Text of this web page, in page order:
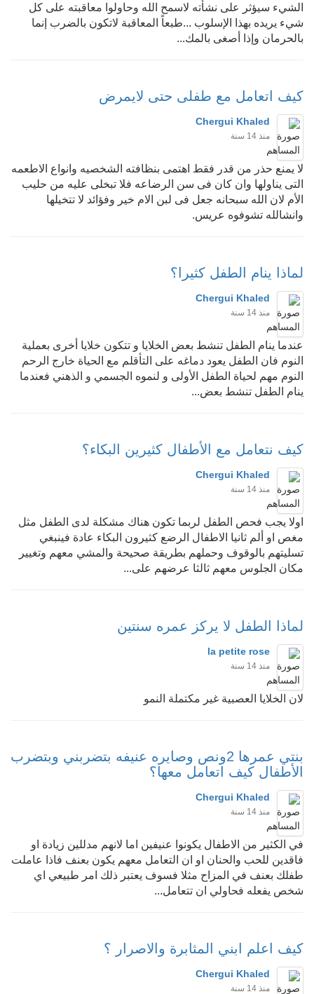
الشيء سيؤثر على نشأته لاسمح الله وحاولوا معاقبته على كل
شيء يريده بهذا الإسلوب ...طبعاً المعاقبة لاتكون بالضرب إنما
بالحرمان وإذا أصغى بالمك...
كيف اتعامل مع طفلى حتى لايمرض
Chergui Khaled
منذ 14 سنة
لا يمنع حذر من قدر فقط اهتمى بنظافته الشخصيه وانواع الاطعمه
التى يناولها وان كان فى سن الرضاعه فلا تبخلى عليه من حليب
الأم لان الله سبحانه جعل فى لبن الام خير وفؤائد لا تتخيلها
وانشالله تشوفوه عريس.
لماذا ينام الطفل كثيرا؟
Chergui Khaled
منذ 14 سنة
عندما ينام الطفل تنشط بعض الخلايا و تتكون خلايا أخرى بعملية
النوم فان الطفل يعود دماغه على التأقلم مع الحياة خارج الرحم
النوم مهم لحياة الطفل الأولى و لنموه الجسمي و الذهني فعندما
ينام الطفل تنشط بعض...
كيف نتعامل مع الأطفال كثيرين البكاء؟
Chergui Khaled
منذ 14 سنة
اولا يجب فحص الطفل لربما تكون هناك مشكلة لدى الطفل مثل
مغص او ألم ثانيا الاطفال الرضع كثيرون البكاء عادة فينبغي
تسليتهم بالوقوف وحملهم بطريقة صحيحة والمشي معهم وتغيير
مكان الجلوس معهم ثالثا عرضهم على...
لماذا الطفل لا يركز عمره سنتين
la petite rose
منذ 14 سنة
لان الخلايا العصبية غير مكتملة النمو
بنتي عمرها 2ونص وصايره عنيفه بتضربني وبتضرب
الأطفال كيف اتعامل معها؟
Chergui Khaled
منذ 14 سنة
في الكثير من الاطفال يكونوا عنيفين اما لانهم مدللين زيادة او
فاقدين للحب والحنان او ان التعامل معهم يكون بعنف فاذا عاملت
طفلك بعنف في المزاح مثلا فسوف يعتبر ذلك امر طبيعي اي
شخص يفعله فحاولي ان تتعامل...
كيف اعلم ابني المثابرة والاصرار ؟
Chergui Khaled
منذ 14 سنة